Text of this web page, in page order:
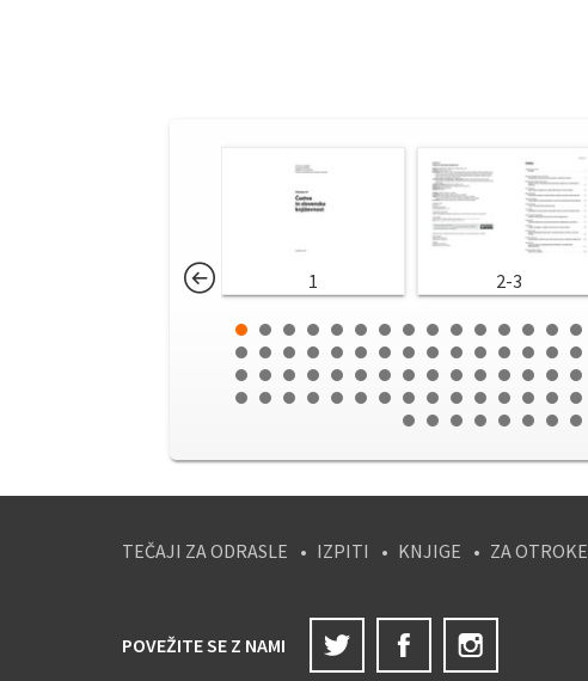
1 2-3
TEČAJI ZA ODRASLE IZPITI KNJIGE ZA OTROKE
POVEŽITE SE Z NAMI
Twitter Facebook